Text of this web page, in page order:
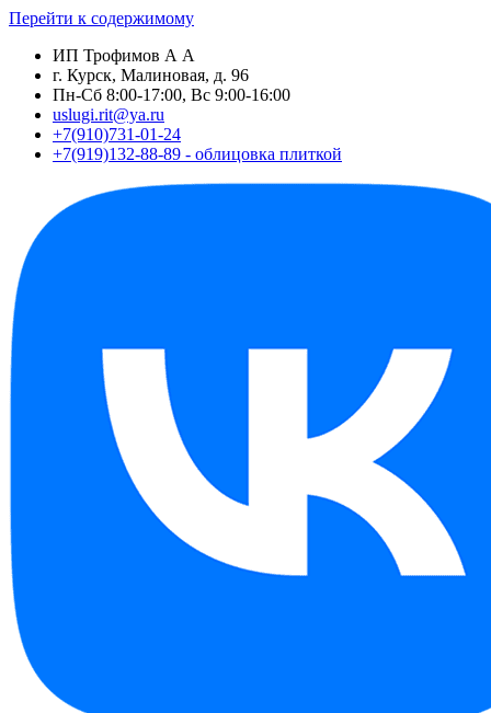
Перейти к содержимому
ИП Трофимов А А
г. Курск, Малиновая, д. 96
Пн-Сб 8:00-17:00, Вс 9:00-16:00
uslugi.rit@ya.ru
+7(910)731-01-24
+7(919)132-88-89 - облицовка плиткой